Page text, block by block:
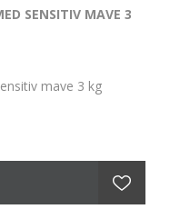
SENSITIV MAVE 3
mave 3 kg